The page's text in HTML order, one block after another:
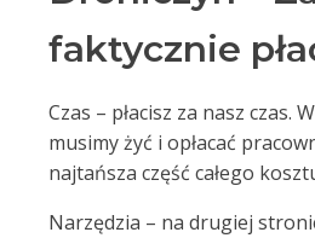
faktycznie
Czas – płacisz za nasz czas.
musimy żyć i opłacać
najtańsza część całego
Narzędzia – na drugiej